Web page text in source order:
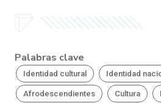
Palabras clave
Identidad cultural Identidad
Afrodescendientes Cultura